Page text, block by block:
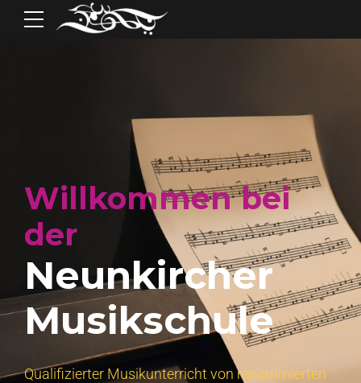
Willkommen bei
der
Neunkircher
Musikschule
Qualifizierter Musikunterricht von renommierten